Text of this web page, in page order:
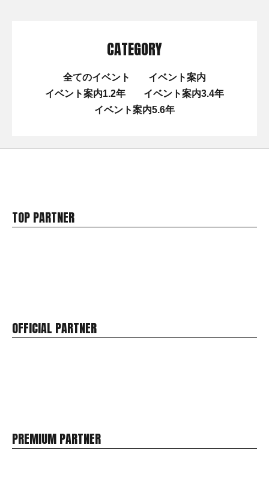
CATEGORY
全てのイベント
イベント案内
イベント案内1.2年
イベント案内3.4年
イベント案内5.6年
TOP PARTNER
OFFICIAL PARTNER
PREMIUM PARTNER